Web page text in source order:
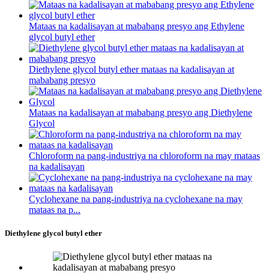
Mataas na kadalisayan at mababang presyo ang Ethylene
glycol butyl ether
Diethylene glycol butyl ether mataas na kadalisayan at
mababang presyo
Mataas na kadalisayan at mababang presyo ang Diethylene
Glycol
Chloroform na pang-industriya na chloroform na may mataas
na kadalisayan
Cyclohexane na pang-industriya na cyclohexane na may
mataas na p...
Diethylene glycol butyl ether